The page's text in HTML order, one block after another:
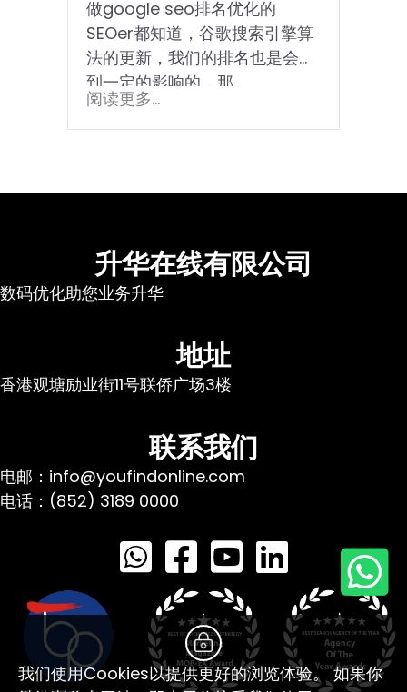
做google seo排名优化的
SEOer都知道，谷歌搜索引擎算
法的更新，我们的排名也是会收
到一定的影响的，那...
阅读更多...
升华在线有限公司
数码优化助您业务升华
地址
香港观塘励业街11号联侨广场3楼
联系我们
电邮：info@youfindonline.com
电话：(852) 3189 0000
我们使用Cookies以提供更好的浏览体验。 如果你